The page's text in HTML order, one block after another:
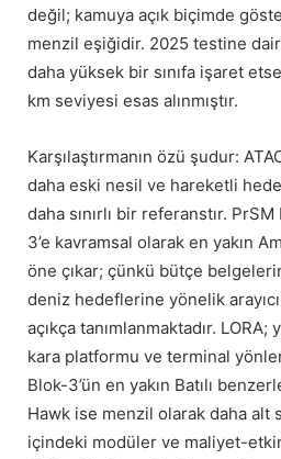
değil; kamuya açık biçimde
menzil eşiğidir. 2025 testine
daha yüksek bir sınıfa işaret
km seviyesi esas alınmıştır.
Karşılaştırmanın özü şudur:
daha eski nesil ve hareketli
daha sınırlı bir referanstır.
3’e kavramsal olarak en yakın
öne çıkar; çünkü bütçe
deniz hedeflerine yönelik
açıkça tanımlanmaktadır.
kara platformu ve terminal
Blok-3’ün en yakın Batılı
Hawk ise menzil olarak daha alt
içindeki modüler ve maliyet-